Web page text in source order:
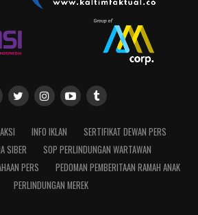
INFO IKLAN
SERTIFIKAT DEWAN PERS
SIBER
SOP PERLINDUNGAN WARTAWAN
PERS
PEDOMAN PEMBERITAAN RAMAH ANAK
PERLINDUNGAN MEREK